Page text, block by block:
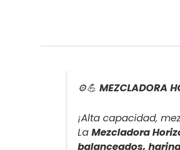
⚙️💪 MEZCLADORA
¡Alta capacidad,
La Mezcladora
balanceados,